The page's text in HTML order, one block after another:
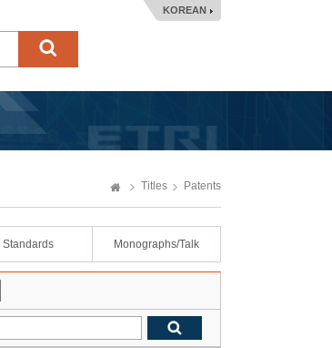
KOREAN
Titles Patents
Standards Monographs/Talk